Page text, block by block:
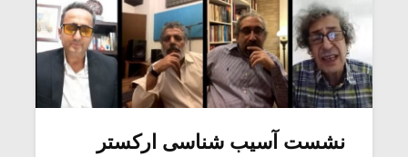
نشست آسیب شناسی ارکستر